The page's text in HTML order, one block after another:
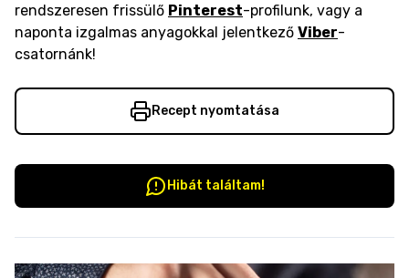
rendszeresen frissülő Pinterest-profilunk, vagy a
naponta izgalmas anyagokkal jelentkező Viber-
csatornánk!
Recept nyomtatása
Hibát találtam!